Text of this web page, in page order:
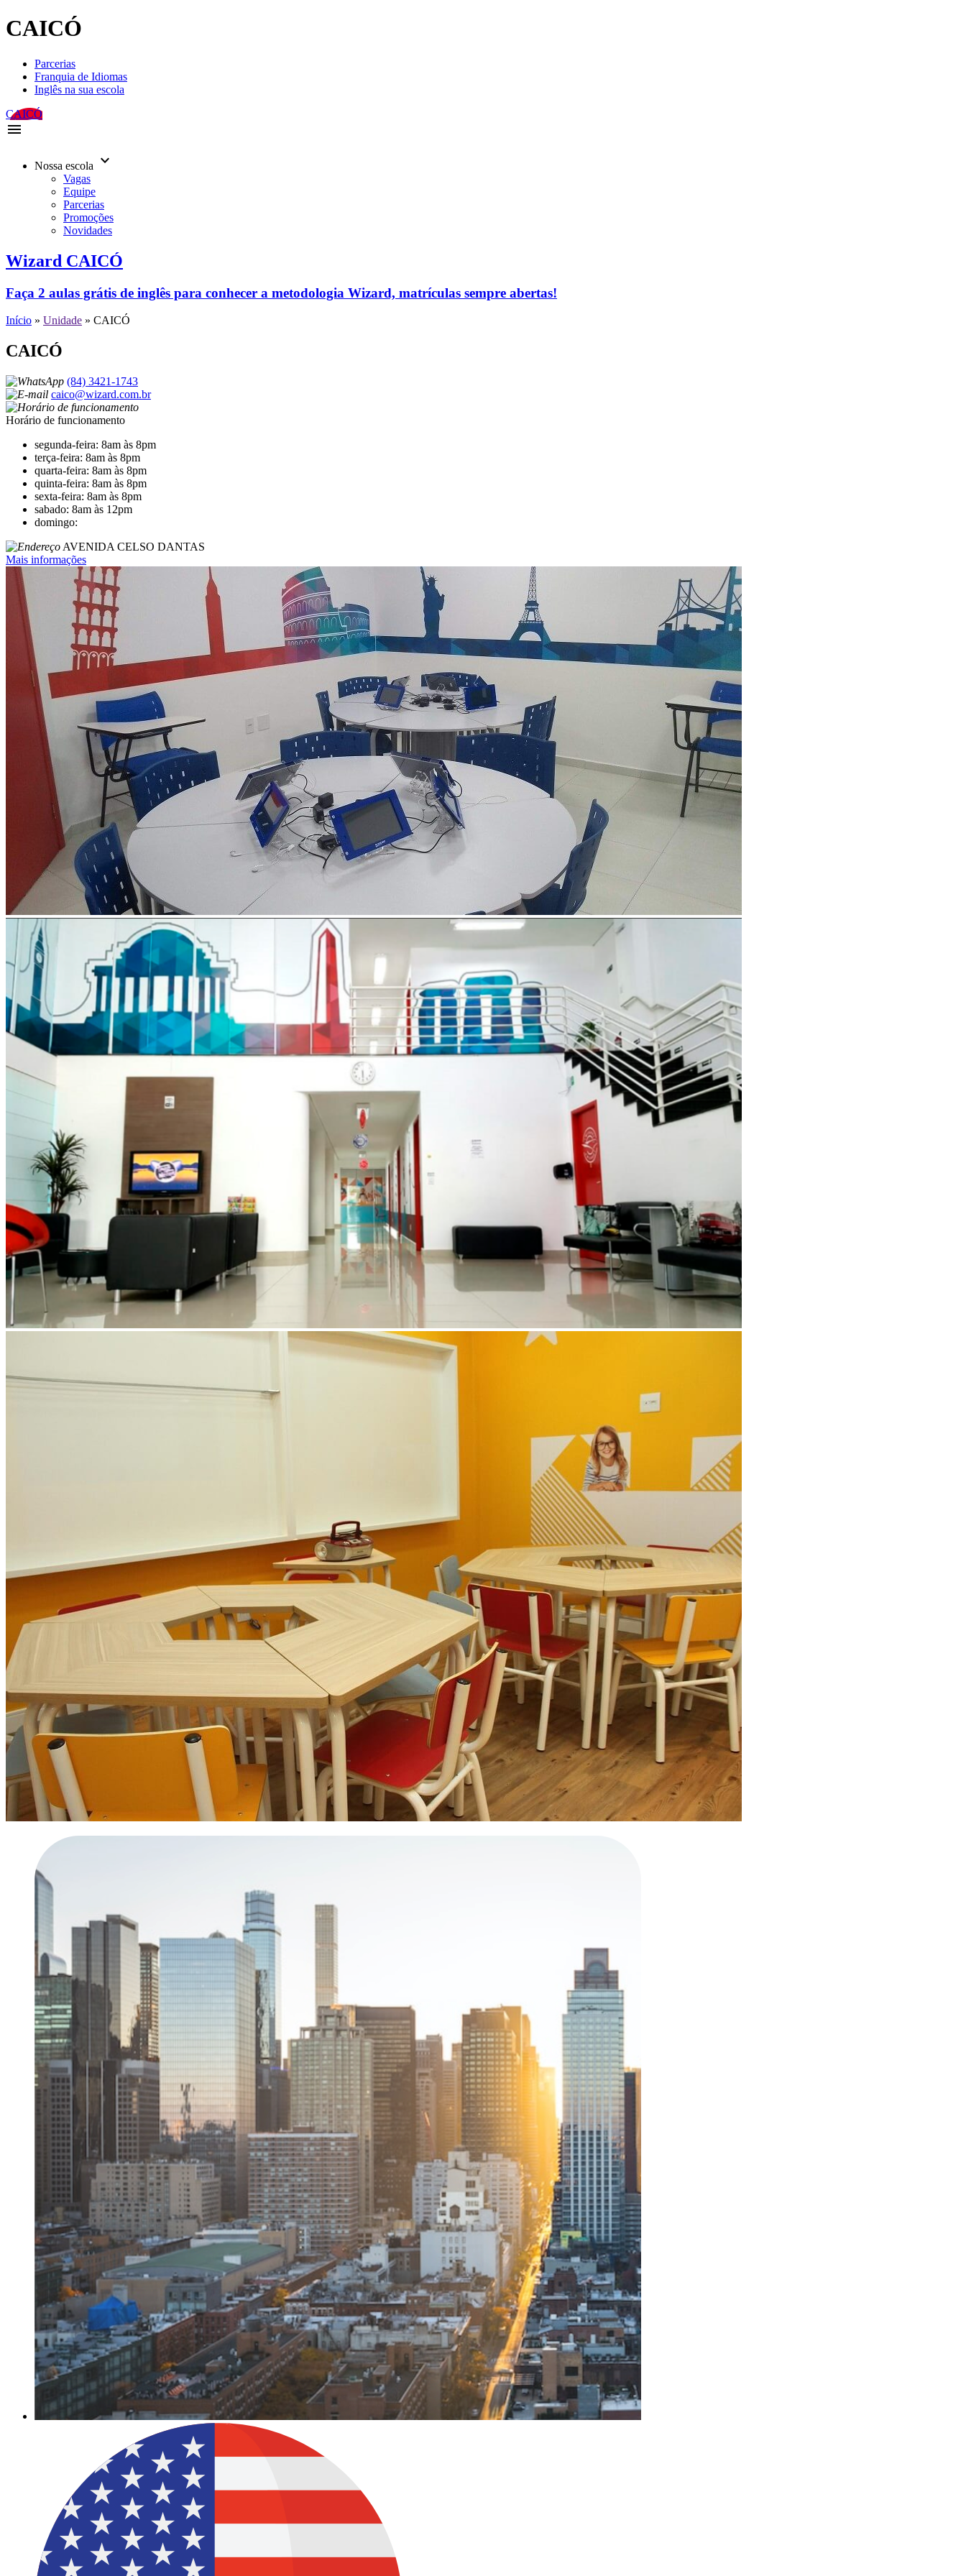
CAICÓ
Parcerias
Franquia de Idiomas
Inglês na sua escola
CAICÓ
menu
Nossa escola keyboard_arrow_down
Vagas
Equipe
Parcerias
Promoções
Novidades
Wizard CAICÓ
Faça 2 aulas grátis de inglês para conhecer a metodologia Wizard, matrículas sempre abertas!
Início » Unidade » CAICÓ
CAICÓ
(84) 3421-1743
caico@wizard.com.br
Horário de funcionamento
segunda-feira: 8am às 8pm
terça-feira: 8am às 8pm
quarta-feira: 8am às 8pm
quinta-feira: 8am às 8pm
sexta-feira: 8am às 8pm
sabado: 8am às 12pm
domingo:
AVENIDA CELSO DANTAS
Mais informações